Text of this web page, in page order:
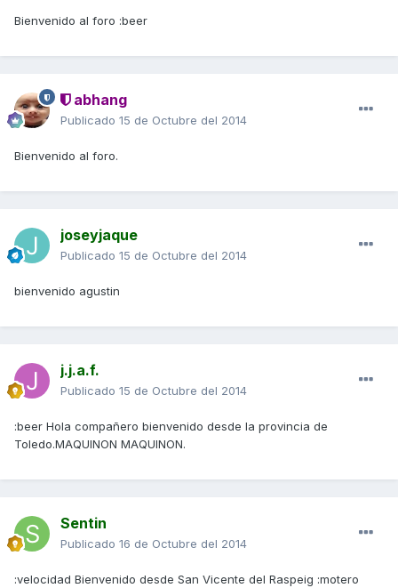
Bienvenido al foro :beer
abhang
Publicado 15 de Octubre del 2014
Bienvenido al foro.
joseyjaque
Publicado 15 de Octubre del 2014
bienvenido agustin
j.j.a.f.
Publicado 15 de Octubre del 2014
:beer Hola compañero bienvenido desde la provincia de
Toledo.MAQUINON MAQUINON.
Sentin
Publicado 16 de Octubre del 2014
:velocidad Bienvenido desde San Vicente del Raspeig :motero